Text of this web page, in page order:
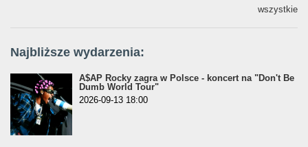
wszystkie
Najbliższe wydarzenia:
A$AP Rocky zagra w Polsce - koncert na "Don't Be
Dumb World Tour"
2026-09-13 18:00